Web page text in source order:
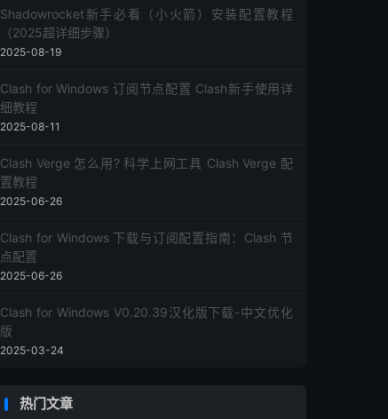
Shadowrocket新手必看（小火箭）安装配置教程
（2025超详细步骤）
2025-08-19
Clash for Windows 订阅节点配置 Clash新手使用详
细教程
2025-08-11
Clash Verge 怎么用? 科学上网工具 Clash Verge 配
置教程
2025-06-26
Clash for Windows 下载与订阅配置指南：Clash 节
点配置
2025-06-26
Clash for Windows V0.20.39汉化版下载-中文优化
版
2025-03-24
热门文章